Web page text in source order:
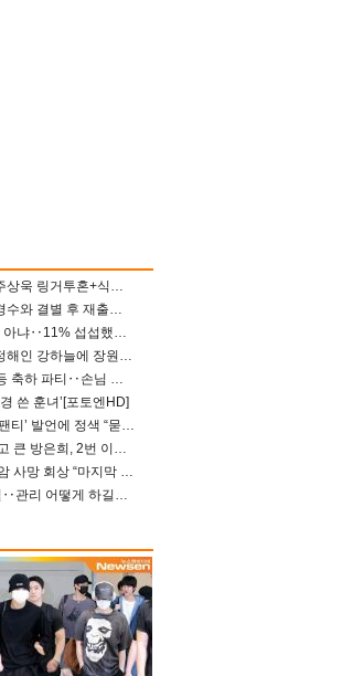
차예련, ‘김부장’ 주상욱 링거투혼+식스팩 비화 “옷 벗는데 아저씨는 안 된다고”(차장금)
‘나솔사계’ 국화, 경수와 결별 후 재출연…첫인상 3표 몰표
‘김부장’이 문제가 아냐‥11% 섭섭했던 ‘재벌X형사2’ 돈·빽 총동원해 컴백 [TV보고서]
원작이 뭐길래‥정해인 강하늘에 장원영까지 참여한 이 영화
이찬원, 황윤성 4등 축하 파티‥손님 모으려 블랙핑크 지수와 친한 척(편스토랑)[어제TV]
쓴 훈녀’[포토엔HD]
장윤정, 김경욱 ‘T팬티’ 발언에 정색 “묻지 않았는데, 그것도 성희롱”(장공장)
부친 가정폭력 보고 큰 방은희, 2번 이혼 후 잠수→母 고독사에 자책(특종세상)[어제TV]
차인표 동생 구강암 사망 회상 “마지막 순간 동생 손 잡아준 신애라, 두고두고 고마워” (신애라이프)
이지아, 48세 생일‥관리 어떻게 하길래 놀라운 동안 미모